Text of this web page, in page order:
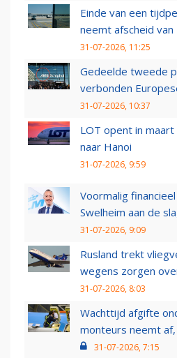
Einde van een
neemt afscheid
31-07-2026, 11:25
Gedeelde tweede
verbonden
31-07-2026, 10:37
LOT opent in
naar Hanoi
31-07-2026, 9:59
Voormalig
Swelheim aan de
31-07-2026, 9:09
Rusland trekt
wegens zorgen
31-07-2026, 8:03
Wachttijd afgifte
monteurs neemt
31-07-2026, 7:15